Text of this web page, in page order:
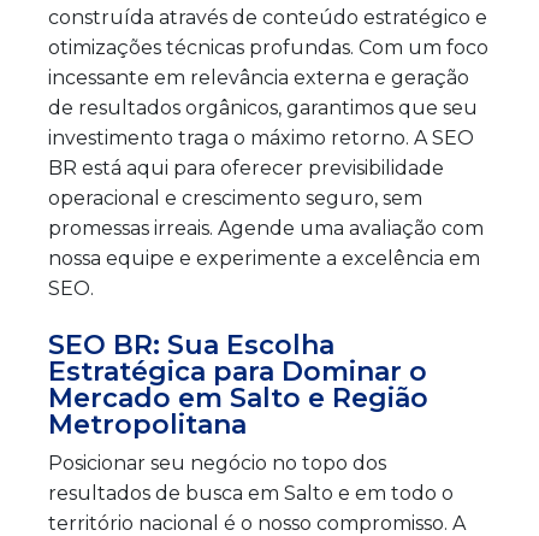
construída através de conteúdo estratégico e
otimizações técnicas profundas. Com um foco
incessante em relevância externa e geração
de resultados orgânicos, garantimos que seu
investimento traga o máximo retorno. A SEO
BR está aqui para oferecer previsibilidade
operacional e crescimento seguro, sem
promessas irreais. Agende uma avaliação com
nossa equipe e experimente a excelência em
SEO.
SEO BR: Sua Escolha
Estratégica para Dominar o
Mercado em Salto e Região
Metropolitana
Posicionar seu negócio no topo dos
resultados de busca em Salto e em todo o
território nacional é o nosso compromisso. A